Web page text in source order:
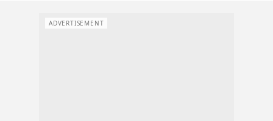
ADVERTISEMENT